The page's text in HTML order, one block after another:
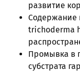
развитие
Содержание
trichoderma
Промывка в
субстрата